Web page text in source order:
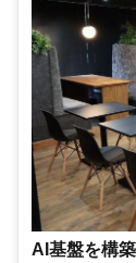
AI基盤を構